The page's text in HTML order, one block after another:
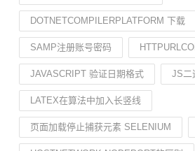
DOTNETCOMPILERPLATFORM 下载
SAMP注册账号密码
JAVASCRIPT 验证日期格式 JS二
LATEX在算法中加入长竖线
页面加载停止捕获元素 SELENIUM